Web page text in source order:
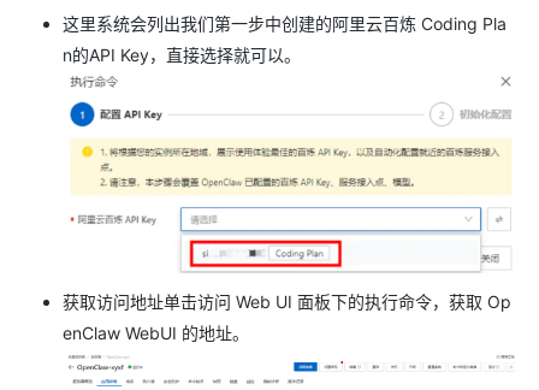
这里系统会列出我们第一步中创建的阿里云百炼 Coding Pla
n的API Key，直接选择就可以。
获取访问地址单击访问 Web UI 面板下的执行命令，获取 Op
enClaw WebUI 的地址。